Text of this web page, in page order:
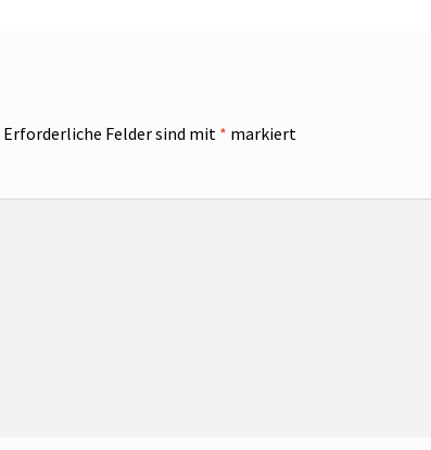
Erforderliche Felder sind mit * markiert